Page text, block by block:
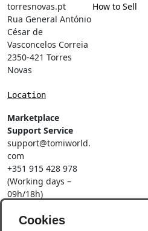
torresnovas.pt
Rua General António
César de
Vasconcelos Correia
2350-421 Torres
Novas
Location
Marketplace
Support Service
support@tomiworld.
com
+351 915 428 978
(Working days –
09h/18h)
mobile network
How to Sell
Cookies